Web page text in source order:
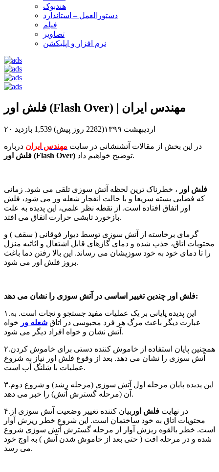
هندبوک
دستورالعمل – استاندارد
فیلم
تصاویر
نرم افزار و اپلیکشن
فلش اور (Flash Over) | مهندس ایران
۲۰ اردیبهشت ۱۳۹۹(2282 روز پیش) 1,539 بازدید
در این بخش از مقالات آتشنشانی در سایت مهندس ایران درباره
فلش اور (Flash Over)
توضیح خواهیم داد.
فلش اور ، خطرناک ترین لحظه آتش سوزی تلقی می شود. زمانی
که فضایی بسته سریعا و با حالت انفجار شعله ور می شود، فلش
اور اتفاق افتاده است. از نقطه نظر علمی، این پدیده به علت
بازخورد تابشی حرارت اتفاق می افتد.
گرمای برخاسته از آتش سوزی توسط دیوار فوقانی ( سقف ) و
محتویات اتاق، جذب شده و دمای گازهای قابل اشتعال و اثاثیه منزل
را تا دمای خود به خود سوزیشان می رساند. این بالا رفتن دما باغث
بروز فلش اور می شود.
فلش اور چندین تغییر اساسی در آتش سوزی را نشان می دهد:
۱.این پدیده پایانی بر یک عملیات مفید جستجو و نجات است. به
عبارت دیگر باعث مرگ هر فرد محبوسی در اتاق شعله ور خواه
آتش نشان و خواه افراد دیگر می شود.
۲.همچنین پایان استفاده از خاموش کننده دستی برای خاموش کردن
آتش سوزی را نشان می دهد. بعد از وقوع فلش اور نیاز به شروع
عملیات با شلنگ آب است.
۳.این پدیده پایان مرحله اول آتش سوزی (مرحله رشد) و شروع دوم
آن (مرحله گسترش آتش) را خبر می دهد.
۴.در نهایت فلش اور بیان کننده تغییر وضعیت آتش سوزی از
محتویات اتاق به خود ساختمان است. این شروع خطر ریزش آوار
است. خطر بالقوه ریزش آوار از مرحله گسترش آتش سوزی شروع
شده و در مرحله افت ( حتی بعد از خاموش شدن آتش ) به اوج خود
می رسد.